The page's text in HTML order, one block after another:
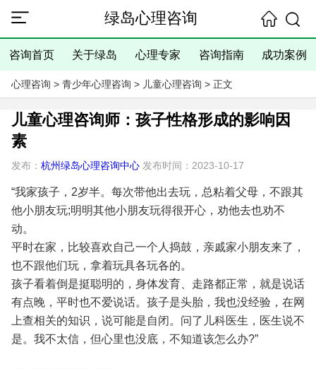
绿岛心理咨询
咨询首页 关于绿岛 心理专家 咨询指南 成功案例
心理咨询 > 青少年心理咨询 > 儿童心理咨询 > 正文
儿童心理咨询师：孩子性格形成的影响因
素
发布： 杭州绿岛心理咨询中心发布时间：2023-10-17
“我家孩子，2岁半。每次带他出去玩，总粘着父母，不跟其
他小朋友玩;明明其他小朋友玩得很开心，劝他去也劝不
动。
平时在家，比较喜欢自己一个人捣鼓，亲戚家小朋友来了，
也不跟他们玩，拿着玩具各玩各的。
孩子看着倒是挺聪明的，身体发育、走路都正常，就是说话
有点晚，平时也不爱说话。孩子是头胎，我也没经验，在网
上查相关的知识，说可能是自闭。问了儿科医生，医生说不
是。我不太信，但心里也没底，不知道该怎么办?”